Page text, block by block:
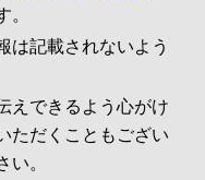
は記載されないよう
えできるよう心がけ
ただくこともござい
。